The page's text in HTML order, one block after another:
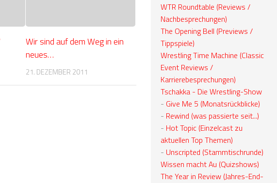
Wir sind auf dem Weg in ein
neues…
21. DEZEMBER 2011
WTR Roundtable (Reviews /
Nachbesprechungen)
The Opening Bell (Previews /
Tippspiele)
Wrestling Time Machine (Classic
Event Reviews /
Karrierebesprechungen)
Tschakka - Die Wrestling-Show
- Give Me 5 (Monatsrückblicke)
- Rewind (was passierte seit...)
- Hot Topic (Einzelcast zu
aktuellen Top Themen)
- Unscripted (Stammtischrunde)
Wissen macht Au (Quizshows)
The Year in Review (Jahres-End-